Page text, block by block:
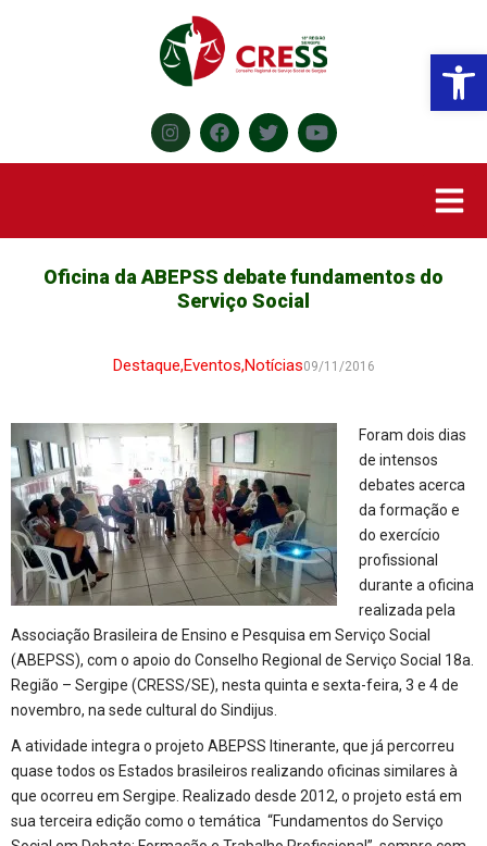
Oficina da ABEPSS debate fundamentos do
Serviço Social
Destaque,Eventos,Notícias09/11/2016
Foram dois dias
de intensos
debates acerca
da formação e
do exercício
profissional
durante a oficina
realizada pela
Associação Brasileira de Ensino e Pesquisa em Serviço Social
(ABEPSS), com o apoio do Conselho Regional de Serviço Social 18a.
Região – Sergipe (CRESS/SE), nesta quinta e sexta-feira, 3 e 4 de
novembro, na sede cultural do Sindijus.
A atividade integra o projeto ABEPSS Itinerante, que já percorreu
quase todos os Estados brasileiros realizando oficinas similares à
que ocorreu em Sergipe. Realizado desde 2012, o projeto está em
sua terceira edição como o temática “Fundamentos do Serviço